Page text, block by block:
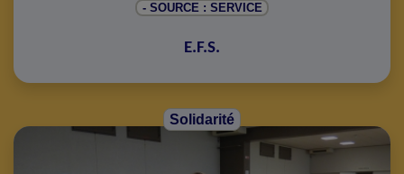
- SOURCE : SERVICE
E.F.S.
Solidarité